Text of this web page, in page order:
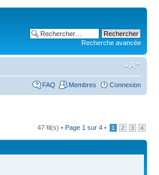
Recherche avancée
FAQ Membres Connexion
47 fil(s) • Page 1 sur 4 • 1 2 3 4